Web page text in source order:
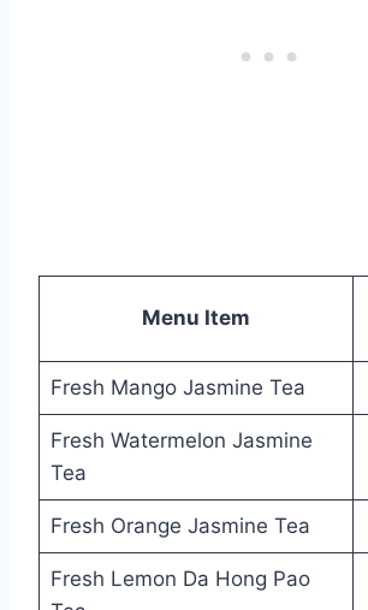
Menu Item
Fresh Mango Jasmine Tea
Fresh Watermelon Jasmine
Tea
Fresh Orange Jasmine Tea
Fresh Lemon Da Hong Pao